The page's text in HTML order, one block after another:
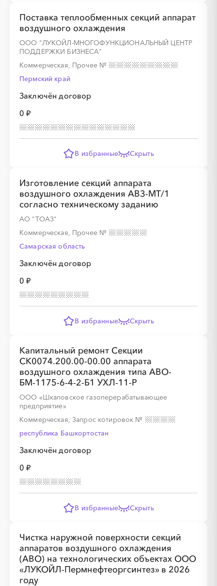
Поставка теплообменных секций аппарат
воздушного охлаждения
ООО "ЛУКОЙЛ-МНОГОФУНКЦИОНАЛЬНЫЙ ЦЕНТР
ПОДДЕРЖКИ БИЗНЕСА"
Коммерческая, Прочее №
Пермский край
Заключён договор
0 ₽
В избранные Скрыть
Изготовление секций аппарата
воздушного охлаждения АВЗ-МТ/1
согласно техническому заданию
АО "ТОАЗ"
Коммерческая, Прочее №
Самарская область
Заключён договор
0 ₽
В избранные Скрыть
Капитальный ремонт Секции
СК0074.200.00-00.00 аппарата
воздушного охлаждения типа АВО-
БМ-1175-6-4-2-Б1 УХЛ-11-Р
ООО «Шкаповское газоперерабатывающее
предприятие»
Коммерческая, Запрос котировок №
республика Башкортостан
Заключён договор
0 ₽
В избранные Скрыть
Чистка наружной поверхности секций
аппаратов воздушного охлаждения
(АВО) на технологических объектах ООО
«ЛУКОЙЛ-Пермнефтеоргсинтез» в 2026
году